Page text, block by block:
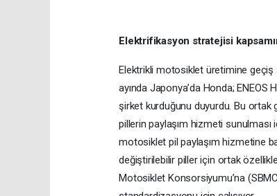
Elektrifikasyon stratejisi
Elektrikli motosiklet üretimine geçiş
ayında Japonya’da Honda;
şirket kurduğunu duyurdu. Bu ortak
pillerin paylaşım hizmeti
motosiklet pil paylaşım hizmetine
değiştirilebilir piller için ortak
Motosiklet Konsorsiyumu’na